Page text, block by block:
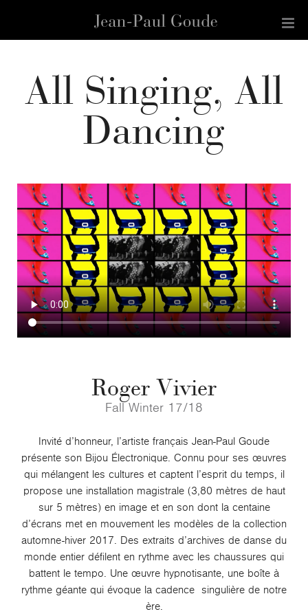
All Singing, All
Dancing
Roger Vivier
Fall Winter 17/18
Invité d’honneur, l’artiste français Jean-Paul Goude
présente son Bijou Électronique. Connu pour ses œuvres
qui mélangent les cultures et captent l’esprit du temps, il
propose une installation magistrale (3,80 mètres de haut
sur 5 mètres) en image et en son dont la centaine
d’écrans met en mouvement les modèles de la collection
automne-hiver 2017. Des extraits d’archives de danse du
monde entier défilent en rythme avec les chaussures qui
battent le tempo. Une œuvre hypnotisante, une boîte à
rythme géante qui évoque la cadence singulière de notre
ère.